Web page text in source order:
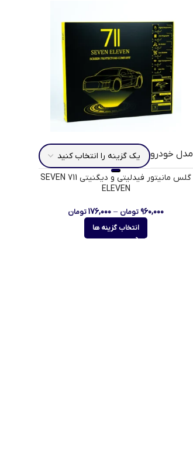
مدل خودرو
گلس مانیتور فیدلیتی و دیگنیتی 711 SEVEN
ELEVEN
۹۶۰,۰۰۰تومان – ۱۷۶,۰۰۰تومان
انتخاب گزینه ها